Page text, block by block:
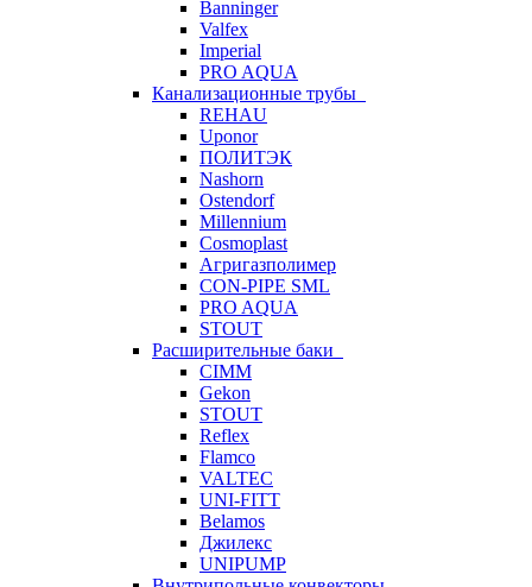
Banninger
Valfex
Imperial
PRO AQUA
Канализационные трубы
REHAU
Uponor
ПОЛИТЭК
Nashorn
Ostendorf
Millennium
Cosmoplast
Агригазполимер
CON-PIPE SML
PRO AQUA
STOUT
Расширительные баки
CIMM
Gekon
STOUT
Reflex
Flamco
VALTEC
UNI-FITT
Belamos
Джилекс
UNIPUMP